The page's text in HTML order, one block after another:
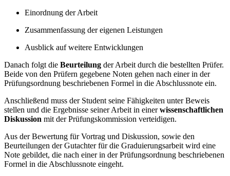
Einordnung der Arbeit
Zusammenfassung der eigenen Leistungen
Ausblick auf weitere Entwicklungen
Danach folgt die Beurteilung der Arbeit durch die bestellten Prüfer.
Beide von den Prüfern gegebene Noten gehen nach einer in der
Prüfungsordnung beschriebenen Formel in die Abschlussnote ein.
Anschließend muss der Student seine Fähigkeiten unter Beweis
stellen und die Ergebnisse seiner Arbeit in einerwissenschaftlichen
Diskussion mit der Prüfungskommission verteidigen.
Aus der Bewertung für Vortrag und Diskussion, sowie den
Beurteilungen der Gutachter für die Graduierungsarbeit wird eine
Note gebildet, die nach einer in der Prüfungsordnung beschriebenen
Formel in die Abschlussnote eingeht.